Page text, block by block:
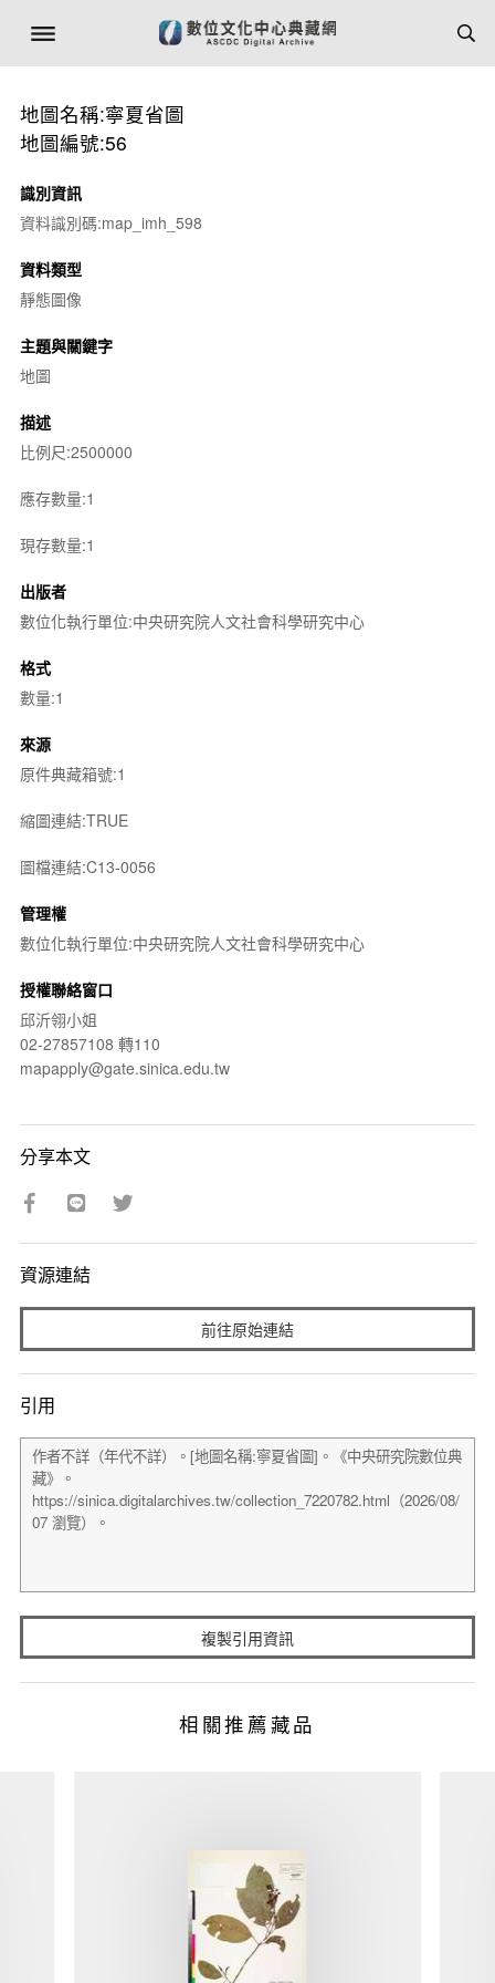
地圖名稱:寧夏省圖
地圖編號:56
識別資訊
資料識別碼:map_imh_598
資料類型
靜態圖像
主題與關鍵字
地圖
描述
比例尺:2500000
應存數量:1
現存數量:1
出版者
數位化執行單位:中央研究院人文社會科學研究中心
格式
數量:1
來源
原件典藏箱號:1
縮圖連結:TRUE
圖檔連結:C13-0056
管理權
數位化執行單位:中央研究院人文社會科學研究中心
授權聯絡窗口
邱沂翎小姐
02-27857108 轉110
mapapply@gate.sinica.edu.tw
分享本文
資源連結
前往原始連結
引用
複製引用資訊
相關推薦藏品